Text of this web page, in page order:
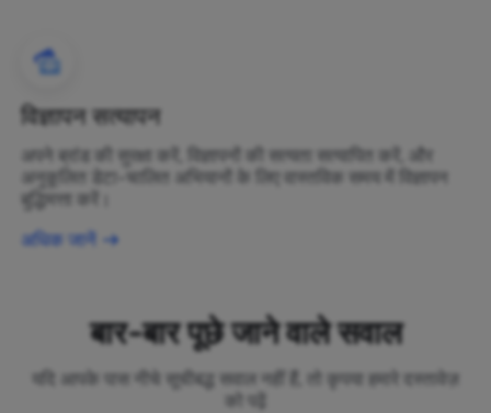
विज्ञापन सत्यापन
अपने ब्रांड की सुरक्षा करें, विज्ञापनों की सत्यता सत्यापित करें, और
अनुकूलित डेटा-चालित अभियानों के लिए वास्तविक समय में विज्ञापन
बुद्धिमत्ता करें।
अधिक जानें
बार-बार पूछे जाने वाले सवाल
यदि आपके पास नीचे सूचीबद्ध सवाल नहीं हैं, तो कृपया हमारे दस्तावेज़
को पढ़ें